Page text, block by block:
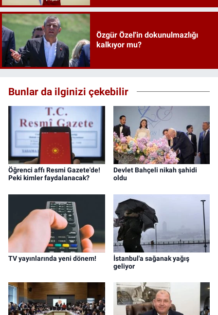
Özgür Özel'in dokunulmazlığı
kalkıyor mu?
Bunlar da ilginizi çekebilir
Öğrenci affı Resmi Gazete'de!
Peki kimler faydalanacak?
Devlet Bahçeli nikah şahidi
oldu
TV yayınlarında yeni dönem!
İstanbul'a sağanak yağış
geliyor